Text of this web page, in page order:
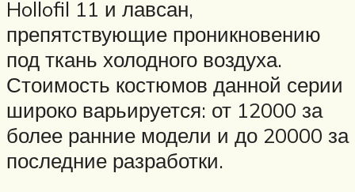
Hollofil 11 и лавсан,
препятствующие проникновению
под ткань холодного воздуха.
Стоимость костюмов данной серии
широко варьируется: от 12000 за
более ранние модели и до 20000 за
последние разработки.